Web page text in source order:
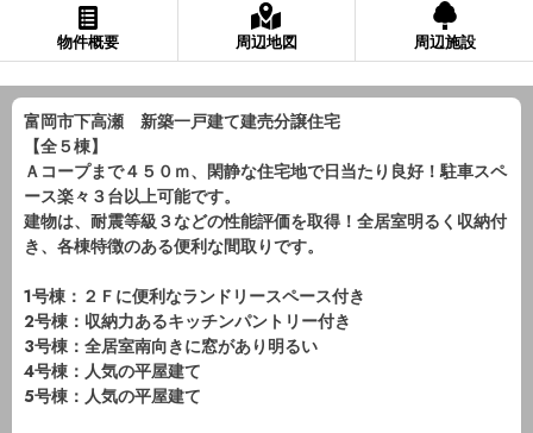
物件概要 周辺地図 周辺施設
富岡市下高瀬 新築一戸建て建売分譲住宅
【全５棟】
Ａコープまで４５０ｍ、閑静な住宅地で日当たり良好！駐車スペ
ース楽々３台以上可能です。
建物は、耐震等級３などの性能評価を取得！全居室明るく収納付
き、各棟特徴のある便利な間取りです。
1号棟：２Ｆに便利なランドリースペース付き
2号棟：収納力あるキッチンパントリー付き
3号棟：全居室南向きに窓があり明るい
4号棟：人気の平屋建て
5号棟：人気の平屋建て